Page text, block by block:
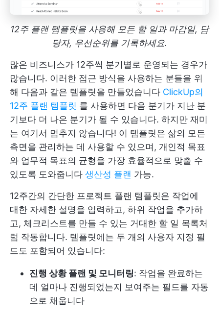
12주 플랜 템플릿을 사용해 모든 할 일과 마감일, 담
당자, 우선순위를 기록하세요.
많은 비즈니스가 12주씩 분기별로 운영되는 경우가
많습니다. 이러한 접근 방식을 사용하는 분들을 위
해 다음과 같은 템플릿을 만들었습니다 ClickUp의
12주 플랜 템플릿 를 사용하면 다음 분기가 지난 분
기보다 더 나은 분기가 될 수 있습니다. 하지만 재미
는 여기서 멈추지 않습니다! 이 템플릿은 삶의 모든
측면을 관리하는 데 사용할 수 있으며, 개인적 목표
와 업무적 목표의 균형을 가장 효율적으로 맞출 수
있도록 도와줍니다 생산성 플랜 가능.
12주간의 간단한 프로젝트 플랜 템플릿은 작업에
대한 자세한 설명을 입력하고, 하위 작업을 추가하
고, 체크리스트를 만들 수 있는 거대한 할 일 목록처
럼 작동합니다. 템플릿에는 두 개의 사용자 지정 필
드도 포함되어 있습니다:
진행 상황 플랜 및 모니터링: 작업을 완료하는
데 얼마나 진행되었는지 보여주는 필드를 자동
으로 채웁니다